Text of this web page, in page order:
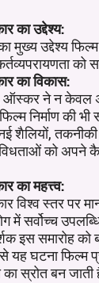
का उद्देश्य:
मुख्य उद्देश्य
को
का विकास:
ने न केवल
निर्माण की
शैलियों,
को अपने
का महत्त्व:
विश्व स्तर पर
में सर्वोच्च
इस समारोह
घटना फिल्म
स्रोत बन जाती